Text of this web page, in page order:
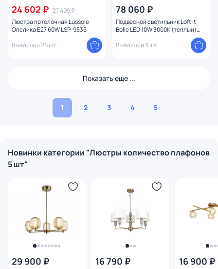
24 602 ₽ 27 499 ₽
Люстра потолочная Lussole
Опелика E27 60W LSP-9535
В наличии 26 шт.
78 060 ₽
Подвесной светильник Loft It
Bolle LED 10W 3000К (теплый)
В наличии 3 шт.
Показать еще ...
1 2 3 4 5
Новинки категории "Люстры количество плафонов
5 шт"
29 900 ₽ 16 790 ₽ 16 900 ₽